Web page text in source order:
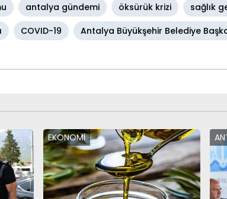
antalya gündemi öksürük krizi sağlık
COVID-19 Antalya Büyükşehir Belediye
EKONOMİ